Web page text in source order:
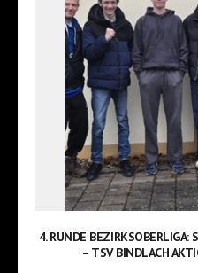
4. RUNDE
– TSV BINDLACH